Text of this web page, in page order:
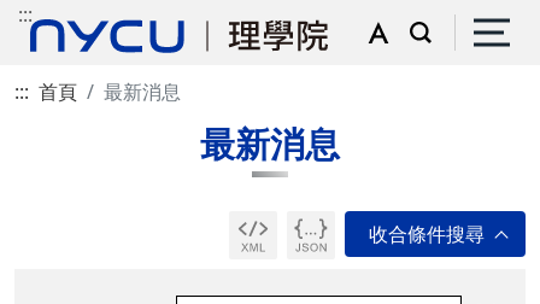
:::
::: 首頁 最新消息
最新消息